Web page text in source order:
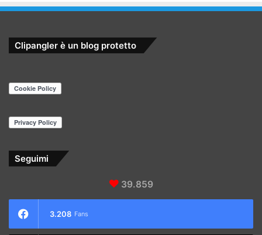
Clipangler è un blog protetto
Seguimi
39.859
3.208 Fans